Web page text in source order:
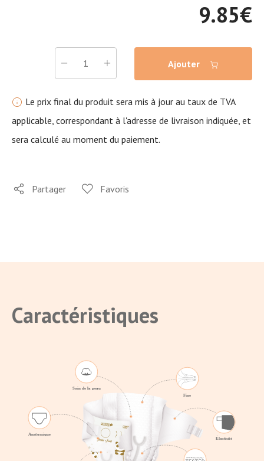
9.85€
Ajouter
Le prix final du produit sera mis à jour au taux de TVA
applicable, correspondant à l'adresse de livraison indiquée, et
sera calculé au moment du paiement.
Partager Favoris
Caractéristiques